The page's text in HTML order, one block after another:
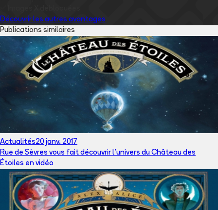
Découvrir les autres avantages
Publications similaires
Actualités20 janv. 2017
Rue de Sèvres vous fait découvrir l'univers du Château des
Étoiles en vidéo